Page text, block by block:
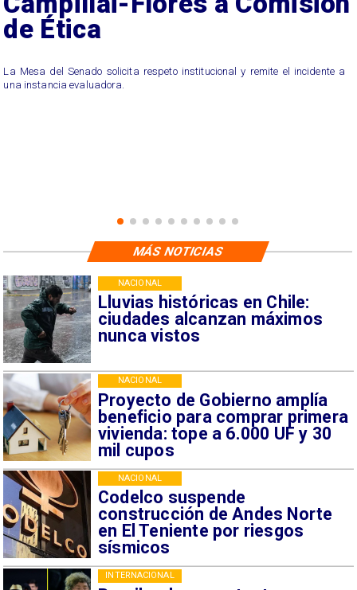
de Ética
La Mesa del Senado solicita respeto institucional y remite el incidente a
una instancia evaluadora.
Lluvias históricas en Chile:
ciudades alcanzan máximos
nunca vistos
NACIONAL
Proyecto de Gobierno amplía
beneficio para comprar primera
vivienda: tope a 6.000 UF y 30
mil cupos
NACIONAL
Codelco suspende
construcción de Andes Norte
en El Teniente por riesgos
sísmicos
NACIONAL
INTERNACIONAL
MÁS NOTICIAS